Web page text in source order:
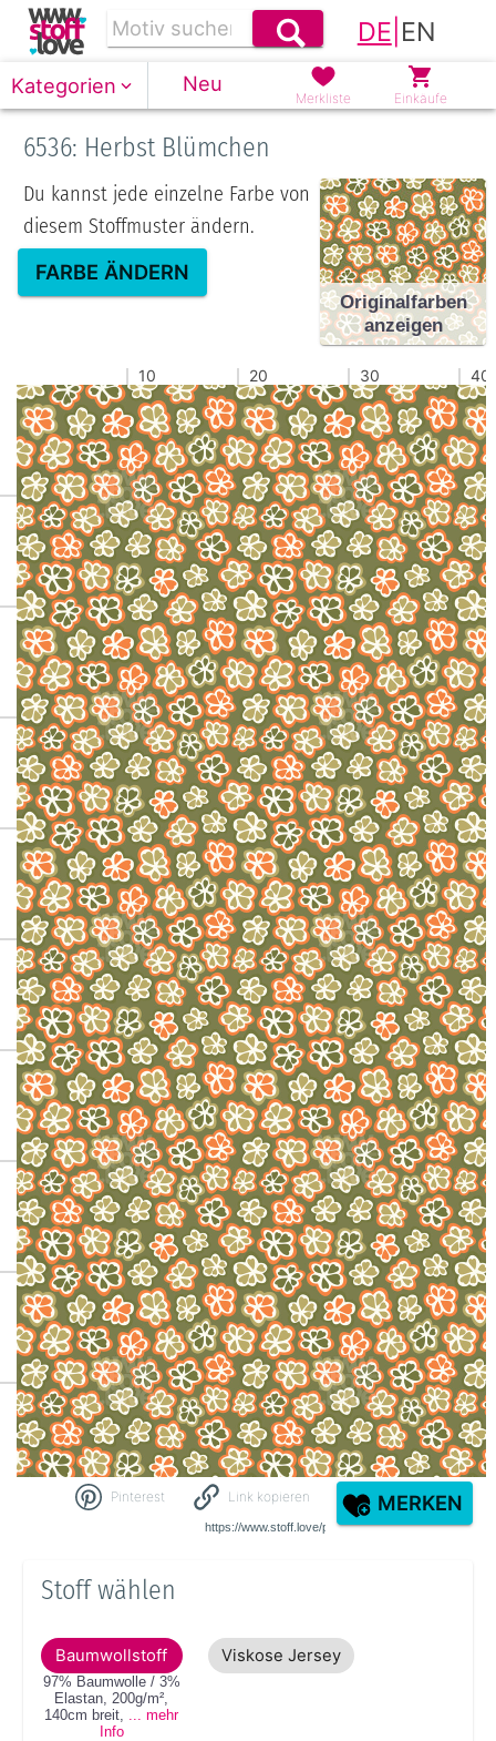
DE EN
Kategorien Neu
Merkliste Einkäufe
6536: Herbst Blümchen
Du kannst jede einzelne Farbe von
diesem Stoffmuster ändern.
FARBE ÄNDERN
Originalfarben
anzeigen
Pinterest Link kopieren MERKEN
Stoff wählen
Baumwollstoff
97% Baumwolle / 3%
Elastan 200g/m²
140cm breit
... mehr
Info
Viskose Jersey